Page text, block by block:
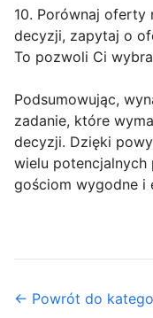
10. Porównaj
decyzji, zapytaj o
To pozwoli Ci
Podsumowując,
zadanie, które
decyzji. Dzięki
wielu potencjalnych
gościom wygodne i
← Powrót do